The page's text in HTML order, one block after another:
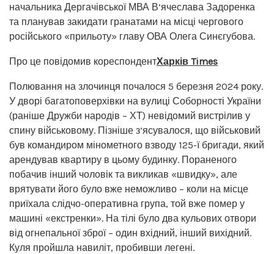
начальника Дергачівської МВА В’ячеслава Задоренка
та планував закидати гранатами на місці чергового
російського «прильоту» главу ОВА Олега Синєгубова.
Про це повідомив кореспондентХарків Times
Полювання на злочинця почалося 5 березня 2024 року.
У дворі багатоповерхівки на вулиці Соборності України
(раніше Дружби народів – ХТ) невідомий вистрілив у
спину військовому. Пізніше з’ясувалося, що військовий
був командиром мінометного взводу 125-ї бригади, який
арендував квартиру в цьому будинку. Пораненого
побачив інший чоловік та викликав «швидку», але
врятувати його було вже неможливо – коли на місце
приїхала слідчо-оперативна група, той вже помер у
машині «екстренки». На тілі було два кульових отвори
від огнепальної зброї – один вхідний, інший вихідний.
Куля пройшла навиліт, пробивши легені.